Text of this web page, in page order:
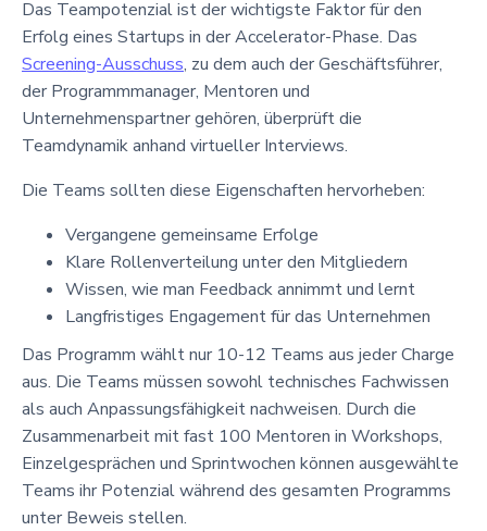
Das Teampotenzial ist der wichtigste Faktor für den
Erfolg eines Startups in der Accelerator-Phase. Das
Screening-Ausschuss, zu dem auch der Geschäftsführer,
der Programmmanager, Mentoren und
Unternehmenspartner gehören, überprüft die
Teamdynamik anhand virtueller Interviews.
Die Teams sollten diese Eigenschaften hervorheben:
Vergangene gemeinsame Erfolge
Klare Rollenverteilung unter den Mitgliedern
Wissen, wie man Feedback annimmt und lernt
Langfristiges Engagement für das Unternehmen
Das Programm wählt nur 10-12 Teams aus jeder Charge
aus. Die Teams müssen sowohl technisches Fachwissen
als auch Anpassungsfähigkeit nachweisen. Durch die
Zusammenarbeit mit fast 100 Mentoren in Workshops,
Einzelgesprächen und Sprintwochen können ausgewählte
Teams ihr Potenzial während des gesamten Programms
unter Beweis stellen.